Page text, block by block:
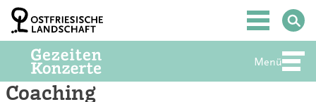
Zum
Inhalt
springen
Hauptmenü
Menü
Coaching